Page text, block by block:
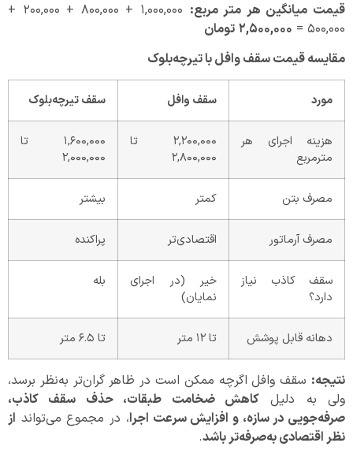
قیمت میانگین هر متر مربع:
۱,۰۰۰,۰۰۰ + ۸۰۰,۰۰۰ + ۲۰۰,۰۰۰ +
۵۰۰,۰۰۰ =
۲,۵۰۰,۰۰۰ تومان
مقایسه قیمت سقف وافل با تیرچه‌بلوک
مورد سقف وافل سقف تیرچه‌بلوک
هزینه اجرای هر
مترمربع
۲,۲۰۰,۰۰۰ تا
۲,۸۰۰,۰۰۰
۱,۶۰۰,۰۰۰ تا
۲,۰۰۰,۰۰۰
مصرف بتن کمتر بیشتر
مصرف آرماتور اقتصادی‌تر پراکنده
سقف کاذب نیاز
دارد؟
خیر (در اجرای
نمایان)
بله
دهانه قابل پوشش تا ۱۲ متر تا ۶.۵ متر
نتیجه:سقف وافل اگرچه ممکن است در ظاهر گران‌تر به‌نظر برسد،
ولی به دلیل کاهش ضخامت طبقات، حذف سقف کاذب،
صرفه‌جویی در سازه، و افزایش سرعت اجرا، در مجموع می‌تواند از
نظر اقتصادی به‌صرفه‌تر باشد.